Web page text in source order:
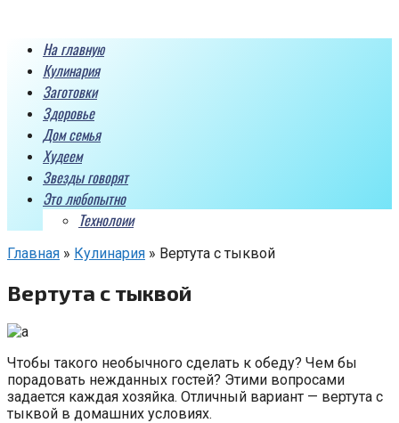
контентуНа главную
Кулинария
Заготовки
Здоровье
Дом семья
Худеем
Звезды говорят
Это любопытно
Технолоии
Главная » Кулинария » Вертута с тыквой
Вертута с тыквой
Чтобы такого необычного сделать к обеду? Чем бы
порадовать нежданных гостей? Этими вопросами
задается каждая хозяйка. Отличный вариант — вертута с
тыквой в домашних условиях.